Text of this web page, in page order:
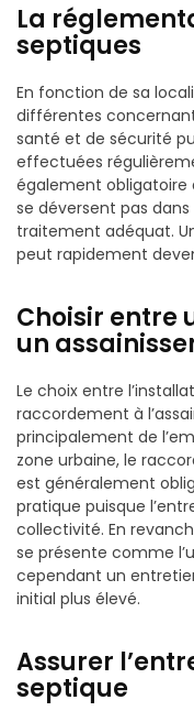
La
septiques
En fonction de sa
différentes
santé et de sécurité
effectuées
également obligatoire
se déversent pas dans
traitement adéquat.
peut rapidement
Choisir entre
un
Le choix entre
raccordement à
principalement de
zone urbaine, le
est généralement
pratique puisque
collectivité. En
se présente comme
cependant un
initial plus élevé.
Assurer
septique